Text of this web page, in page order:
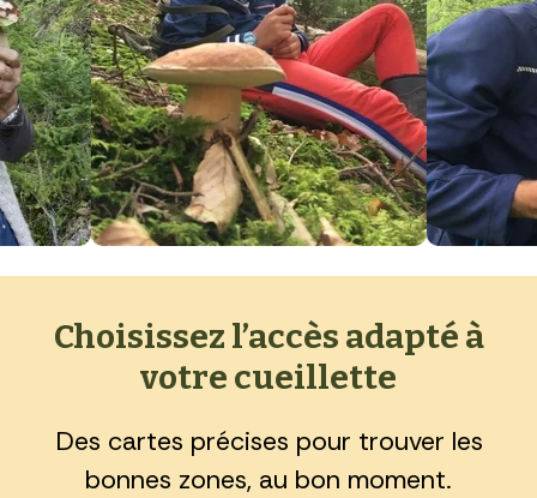
Choisissez l’accès adapté à
votre cueillette
Des cartes précises pour trouver les
bonnes zones, au bon moment.